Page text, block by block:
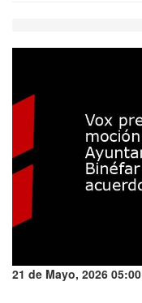
21 de Mayo, 2026 05:00